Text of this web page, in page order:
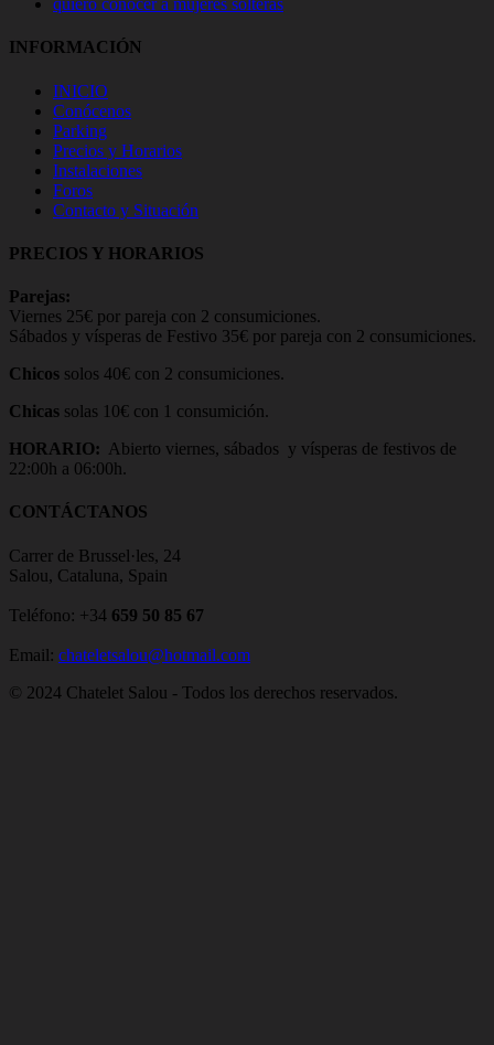
quiero conocer a mujeres solteras
INFORMACIÓN
INICIO
Conócenos
Parking
Precios y Horarios
Instalaciones
Foros
Contacto y Situación
PRECIOS Y HORARIOS
Parejas:
Viernes 25€ por pareja con 2 consumiciones.
Sábados y vísperas de Festivo 35€ por pareja con 2 consumiciones.
Chicos solos 40€ con 2 consumiciones.
Chicas solas 10€ con 1 consumición.
HORARIO: Abierto viernes, sábados y vísperas de festivos de
22:00h a 06:00h.
CONTÁCTANOS
Carrer de Brussel·les, 24
Salou, Cataluna, Spain
Teléfono: +34 659 50 85 67
Email: chateletsalou@hotmail.com
© 2024 Chatelet Salou - Todos los derechos reservados.